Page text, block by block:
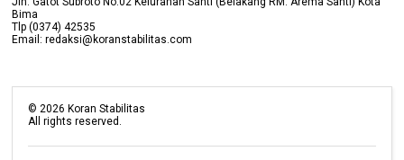
Bima
Tlp (0374) 42535
Email: redaksi@koranstabilitas.com
© 2026 Koran Stabilitas
All rights reserved.